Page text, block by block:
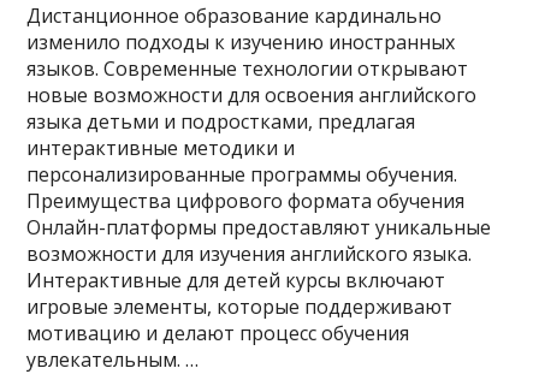
Дистанционное образование кардинально
изменило подходы к изучению иностранных
языков. Современные технологии открывают
новые возможности для освоения английского
языка детьми и подростками, предлагая
интерактивные методики и
персонализированные программы обучения.
Преимущества цифрового формата обучения
Онлайн-платформы предоставляют уникальные
возможности для изучения английского языка.
Интерактивные для детей курсы включают
игровые элементы, которые поддерживают
мотивацию и делают процесс обучения
увлекательным. …